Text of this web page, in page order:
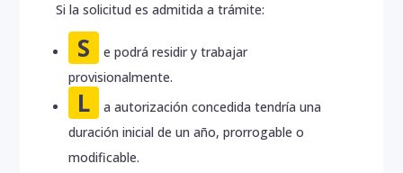
Si la solicitud es admitida a trámite:
S
e podrá residir y trabajar
provisionalmente.
L
a autorización concedida tendría una
duración inicial de un año, prorrogable o
modificable.